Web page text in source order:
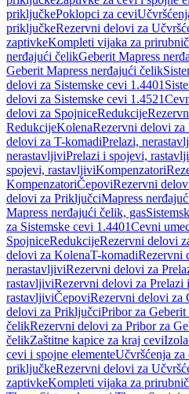
priključkePoklopci za cevi
priključkeRezervni delovi za
zaptivkeKompleti vijaka za
nerđajući čelikGeberit Mapress
Geberit Mapress nerđajući čelik
delovi za Sistemske cevi 1.4401
delovi za Sistemske cevi 1.4521
delovi za SpojniceRedukcije
RedukcijeKolenaRezervni delovi za
delovi za T-komadiPrelazi,
nerastavljiviPrelazi i spojevi,
spojevi, rastavljiviKompenzatori
KompenzatoriČepoviRezervni
delovi za PriključciMapress
Mapress nerđajući čelik, gas
za Sistemske cevi 1.4401Cevni
SpojniceRedukcijeRezervni delovi
delovi za KolenaT-komadiRezervni
nerastavljiviRezervni delovi za
rastavljiviRezervni delovi za Prelazi
rastavljiviČepoviRezervni delovi za
delovi za PriključciPribor za Geberit
čelikRezervni delovi za Pribor za
čelikZaštitne kapice za kraj cevi
cevi i spojne elementeUčvršćenja za
priključkeRezervni delovi za
zaptivkeKompleti vijaka za